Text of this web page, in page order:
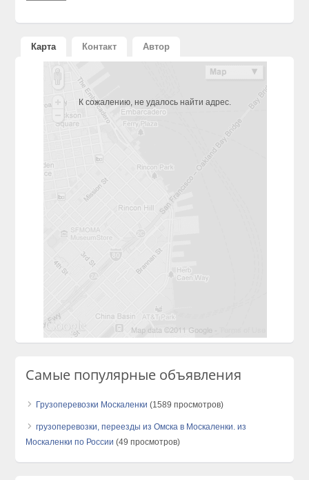
Карта Контакт Автор
К сожалению, не удалось найти адрес.
Самые популярные объявления
Грузоперевозки Москаленки (1589 просмотров)
грузоперевозки, переезды из Омска в Москаленки. из
Москаленки по России (49 просмотров)